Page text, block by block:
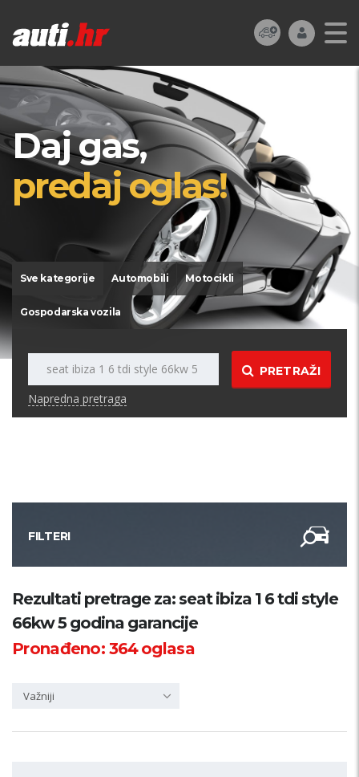
Daj gas,
predaj oglas!
Sve kategorije Automobili Motocikli
Gospodarska vozila
PRETRAŽI
Napredna pretraga
FILTERI
Kategorija
Županija
Rezultati pretrage za: seat ibiza 1 6 tdi style
66kw 5 godina garancije
Pronađeno:364oglasa
Važniji